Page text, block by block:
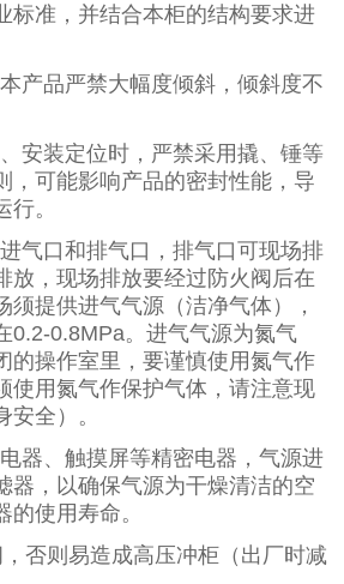
标准，并结合本柜的结构要求进
产品严禁大幅度倾斜，倾斜度不
安装定位时，严禁采用撬、锤等
，可能影响产品的密封性能，导
。
气口和排气口，排气口可现场排
放，现场排放要经过防火阀后在
须提供进气气源（洁净气体），
0.2-0.8MPa。进气气源为氮气
的操作室里，要谨慎使用氮气作
使用氮气作保护气体，请注意现
全）。
器、触摸屏等精密电器，气源进
器，以确保气源为干燥清洁的空
使用寿命。
否则易造成高压冲柜（出厂时减